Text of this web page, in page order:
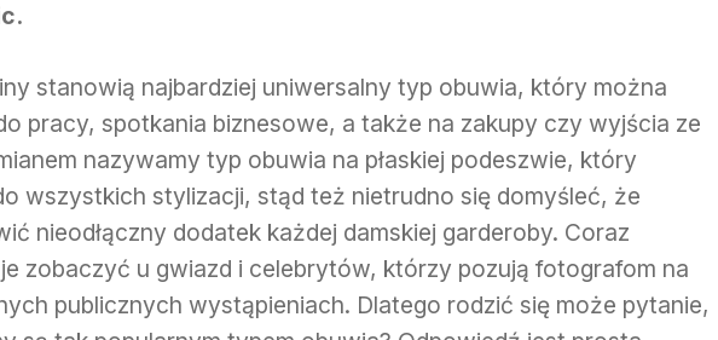
stanowią najbardziej uniwersalny typ obuwia, który można
pracy, spotkania biznesowe, a także na zakupy czy wyjścia ze
nazywamy typ obuwia na płaskiej podeszwie, który
wszystkich stylizacji, stąd też nietrudno się domyśleć, że
nieodłączny dodatek każdej damskiej garderoby. Coraz
zobaczyć u gwiazd i celebrytów, którzy pozują fotografom na
publicznych wystąpieniach. Dlatego rodzić się może pytanie,